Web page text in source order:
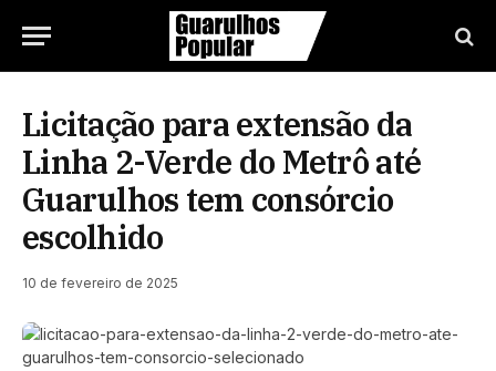
Licitação para extensão da
Linha 2-Verde do Metrô até
Guarulhos tem consórcio
escolhido
10 de fevereiro de 2025